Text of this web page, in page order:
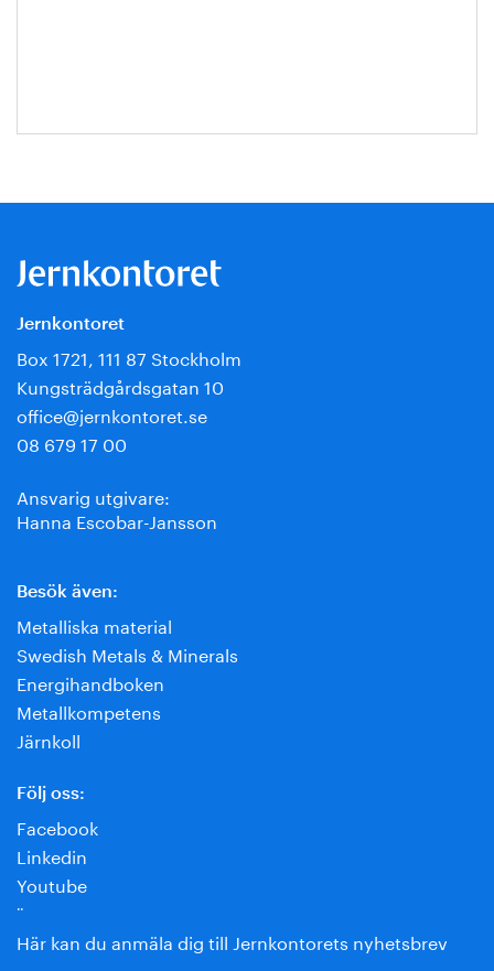
Jernkontoret
Box 1721, 111 87 Stockholm
Kungsträdgårdsgatan 10
office@jernkontoret.se
08 679 17 00
Ansvarig utgivare:
Hanna Escobar-Jansson
Besök även:
Metalliska material
Swedish Metals & Minerals
Energihandboken
Metallkompetens
Järnkoll
Följ oss:
Facebook
Linkedin
Youtube
¨
Här kan du anmäla dig till Jernkontorets nyhetsbrev